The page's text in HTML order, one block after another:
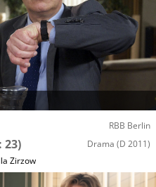
RBB Berlin
23) Drama (D 2011)
Zirzow